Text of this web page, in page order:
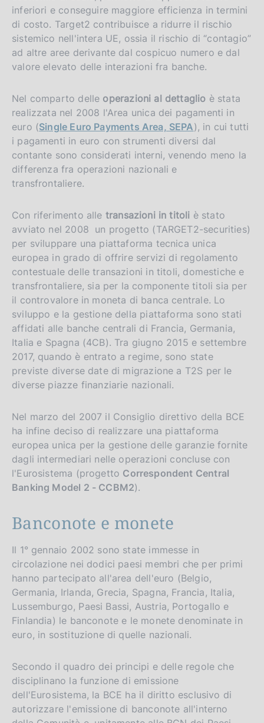
inferiori e conseguire maggiore efficienza in termini
di costo. Target2 contribuisce a ridurre il rischio
sistemico nell'intera UE, ossia il rischio di “contagio”
ad altre aree derivante dal cospicuo numero e dal
valore elevato delle interazioni fra banche.
Nel comparto delle operazioni al dettaglio è stata
realizzata nel 2008 l'Area unica dei pagamenti in
euro (Single Euro Payments Area, SEPA), in cui tutti
i pagamenti in euro con strumenti diversi dal
contante sono considerati interni, venendo meno la
differenza fra operazioni nazionali e
transfrontaliere.
Con riferimento alle transazioni in titoli è stato
avviato nel 2008 un progetto (TARGET2-securities)
per sviluppare una piattaforma tecnica unica
europea in grado di offrire servizi di regolamento
contestuale delle transazioni in titoli, domestiche e
transfrontaliere, sia per la componente titoli sia per
il controvalore in moneta di banca centrale. Lo
sviluppo e la gestione della piattaforma sono stati
affidati alle banche centrali di Francia, Germania,
Italia e Spagna (4CB). Tra giugno 2015 e settembre
2017, quando è entrato a regime, sono state
previste diverse date di migrazione a T2S per le
diverse piazze finanziarie nazionali.
Nel marzo del 2007 il Consiglio direttivo della BCE
ha infine deciso di realizzare una piattaforma
europea unica per la gestione delle garanzie fornite
dagli intermediari nelle operazioni concluse con
l'Eurosistema (progetto Correspondent Central
Banking Model 2 - CCBM2).
Banconote e monete
Il 1° gennaio 2002 sono state immesse in
circolazione nei dodici paesi membri che per primi
hanno partecipato all'area dell'euro (Belgio,
Germania, Irlanda, Grecia, Spagna, Francia, Italia,
Lussemburgo, Paesi Bassi, Austria, Portogallo e
Finlandia) le banconote e le monete denominate in
euro, in sostituzione di quelle nazionali.
Secondo il quadro dei principi e delle regole che
disciplinano la funzione di emissione
dell'Eurosistema, la BCE ha il diritto esclusivo di
autorizzare l'emissione di banconote all'interno